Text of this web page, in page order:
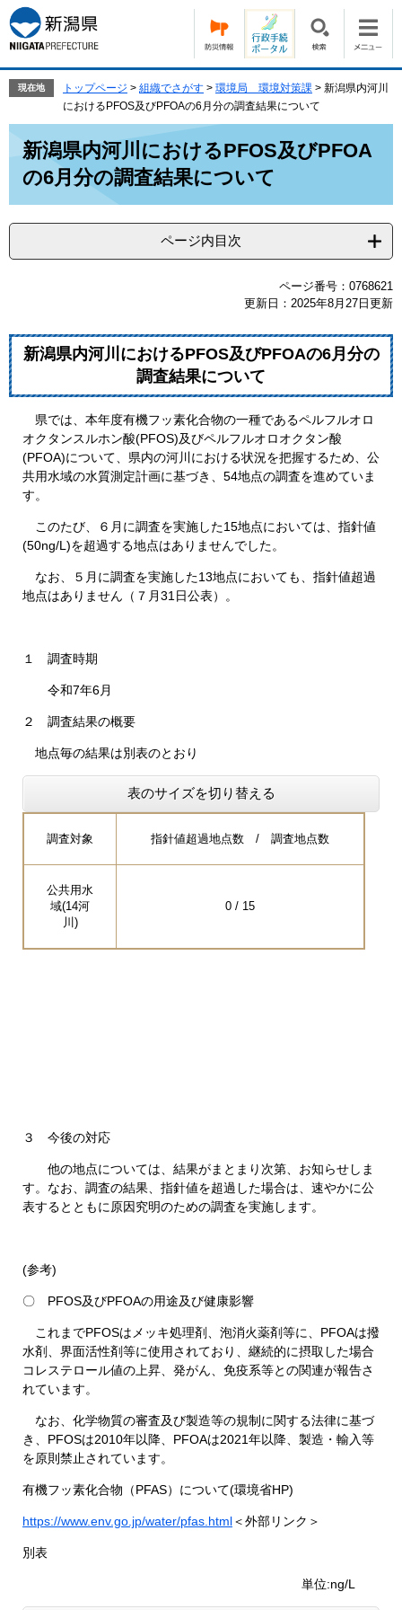
ー
ジ
の
で
す。
ニ
ュ
ー
ば
現在地 トップページ > 組織でさがす > 環境局 環境対策課 > 新潟県内河川
におけるPFOS及びPFOAの6月分の調査結果について
新潟県内河川におけるPFOS及びPFOA
の6月分の調査結果について
ページ内目次
ページ番号：0768621
更新日：2025年8月27日更新
新潟県内河川におけるPFOS及びPFOAの6月分の
調査結果について
県では、本年度有機フッ素化合物の一種であるペルフルオロ
オクタンスルホン酸(PFOS)及びペルフルオロオクタン酸
(PFOA)について、県内の河川における状況を把握するため、公
共用水域の水質測定計画に基づき、54地点の調査を進めていま
す。
このたび、６月に調査を実施した15地点においては、指針値
(50ng/L)を超過する地点はありませんでした。
なお、５月に調査を実施した13地点においても、指針値超過
地点はありません（７月31日公表）。
１ 調査時期
令和7年6月
２ 調査結果の概要
地点毎の結果は別表のとおり
表のサイズを切り替える
調査対象 指針値超過地点数 / 調査地点数
公共用水
域(14河
川)
0 / 15
３ 今後の対応
他の地点については、結果がまとまり次第、お知らせしま
す。なお、調査の結果、指針値を超過した場合は、速やかに公
表するとともに原因究明のための調査を実施します。
(参考)
〇 PFOS及びPFOAの用途及び健康影響
これまでPFOSはメッキ処理剤、泡消火薬剤等に、PFOAは撥
水剤、界面活性剤等に使用されており、継続的に摂取した場合
コレステロール値の上昇、発がん、免疫系等との関連が報告さ
れています。
なお、化学物質の審査及び製造等の規制に関する法律に基づ
き、PFOSは2010年以降、PFOAは2021年以降、製造・輸入等
を原則禁止されています。
有機フッ素化合物（PFAS）について(環境省HP)
https://www.env.go.jp/water/pfas.html＜外部リンク＞
別表
単位:ng/L